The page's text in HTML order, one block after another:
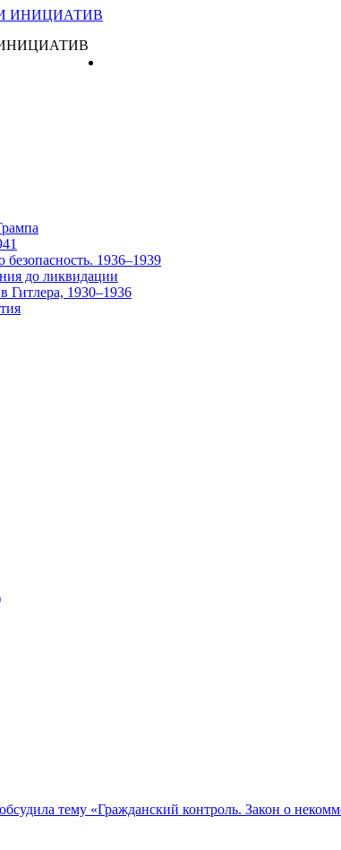
1936–1939
до ликвидации
Гитлера, 1930–1936